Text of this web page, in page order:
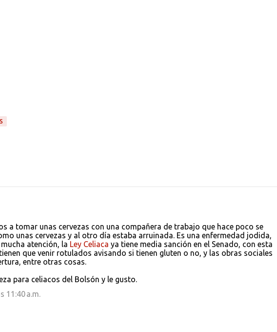
a tomar unas cervezas con una compañera de trabajo que hace poco se
unas cervezas y al otro día estaba arruinada. Es una enfermedad jodida,
atención, la Ley Celiaca ya tiene media sanción en el Senado, con esta
que venir rotulados avisando si tienen gluten o no, y las obras sociales
entre otras cosas.
para celiacos del Bolsón y le gusto.
11:40 a.m.